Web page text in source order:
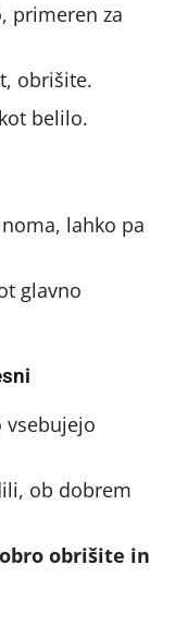
primeren za
obrišite.
belilo.
lahko pa
glavno
vsebujejo
ob dobrem
obrišite in